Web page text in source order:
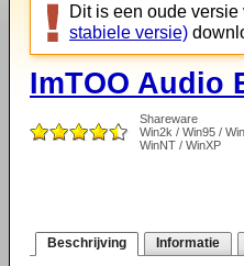
Dit is een oude
stabiele versie)
ImTOO Audio
Shareware
Win2k / Win95 /
WinNT / WinXP
Beschrijving Informatie